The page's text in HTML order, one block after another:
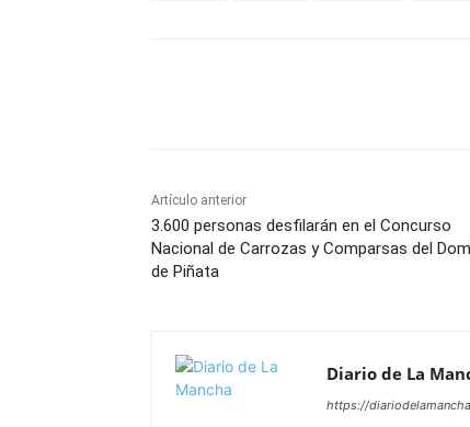
Artículo anterior
3.600 personas desfilarán en el Concurso
Nacional de Carrozas y Comparsas del
de Piñata
Diario de La
https://